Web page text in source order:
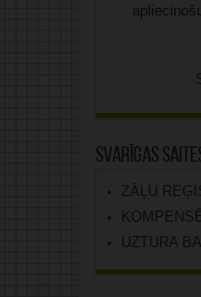
Svarīgas
ZĀĻU
UZTURA